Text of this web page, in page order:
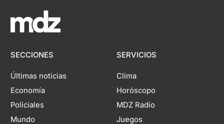
SECCIONES
Últimas noticias
Economía
Policiales
Mundo
SERVICIOS
Clima
Horóscopo
MDZ Radio
Juegos